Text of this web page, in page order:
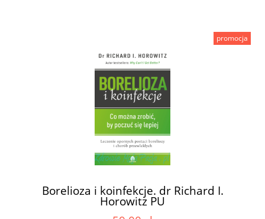
Borelioza i koinfekcje. dr Richard I.
Horowitz PU
promocja